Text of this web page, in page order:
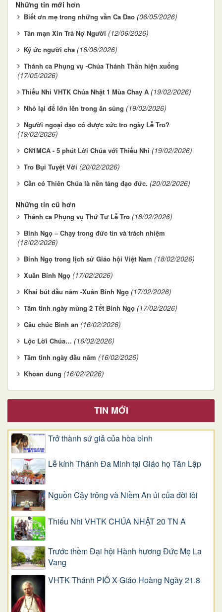
Những tin mới hơn
Biết ơn mẹ trong những vần Ca Dao (06/05/2026)
Tản mạn Xin Trả Nợ Người (12/06/2026)
Ký ức người cha (16/06/2026)
Thánh ca Phụng vụ -Chúa Thánh Thần hiện xuống
(17/05/2026)
​​​​​​​Thiếu Nhi VHTK Chúa Nhật 1 Mùa Chay A (19/02/2026)
Nhỏ lại để lớn lên trong ân sủng (19/02/2026)
Người ngoại đạo có được xức tro ngày Lễ Tro?
(19/02/2026)
CN1MCA - 5 phút Lời Chúa với Thiếu Nhi (19/02/2026)
Tro Bụi Tuyệt Vời (20/02/2026)
Cần có Thiên Chúa là nền tảng đạo đức. (20/02/2026)
Những tin cũ hơn
Thánh ca Phụng vụ Thứ Tư Lễ Tro (18/02/2026)
Bính Ngọ – Chạy trong đức tin và trách nhiệm
(18/02/2026)
Bính Ngọ trong lịch sử Giáo hội Việt Nam (18/02/2026)
Xuân Bính Ngọ (17/02/2026)
Khai bút đầu năm -Xuân Bính Ngọ (17/02/2026)
Tâm tình ngày mùng 2 Tết Bính Ngọ (17/02/2026)
Câu chúc Bình an (16/02/2026)
Lộc Lời Chúa… (16/02/2026)
Tâm tình ngày đầu năm (16/02/2026)
Khoan dung (16/02/2026)
TIN MỚI
Trở thành sứ giả của hòa bình
Lễ kính Thánh Đa Minh tại Giáo họ Tân Lập
Nguồn Cậy trông và Niềm An ủi của đời tôi
Thiếu Nhi VHTK CHÚA NHẬT 20 TN A
Trước thềm Đại hội Hành hương Đức Mẹ La
Vang
VHTK Thánh PIÔ X Giáo Hoàng Ngày 21.8